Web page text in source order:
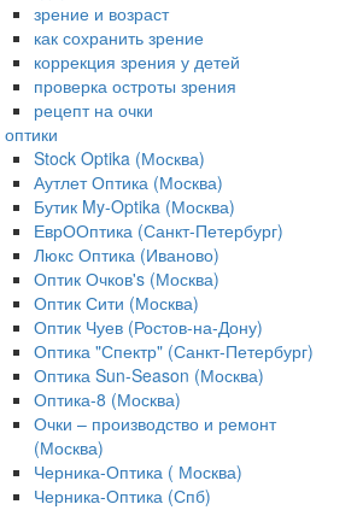
зрение и возраст
как сохранить зрение
коррекция зрения у детей
проверка остроты зрения
рецепт на очки
Stock Optika (Москва)
Аутлет Оптика (Москва)
Бутик My-Optika (Москва)
ЕврООптика (Санкт-Петербург)
Люкс Оптика (Иваново)
Оптик Очков's (Москва)
Оптик Сити (Москва)
Оптик Чуев (Ростов-на-Дону)
Оптика "Спектр" (Санкт-Петербург)
Оптика Sun-Season (Москва)
Оптика-8 (Москва)
Очки – производство и ремонт
(Москва)
Черника-Оптика ( Москва)
Черника-Оптика (Спб)